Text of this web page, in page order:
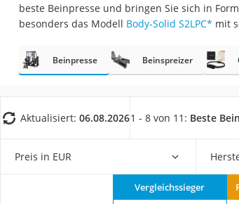
beste Beinpresse und bringen Sie sich in
besonders das Modell Body-Solid S2LPC* mit
Beinpresse Beinspreizer
Aktualisiert: 06.08.20261 - 8 von 11: Beste
Preis in EUR
Vergleichssieger